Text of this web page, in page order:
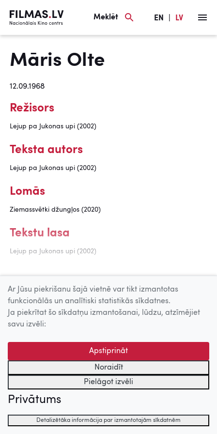
Meklēt EN LV
Māris Olte
12.09.1968
Režisors
Lejup pa Jukonas upi (2002)
Teksta autors
Lejup pa Jukonas upi (2002)
Lomās
Ziemassvētki džungļos (2020)
Tekstu lasa
Lejup pa Jukonas upi (2002)
© 2026 Nacionālais Kino centrs, Kultūras informācijas sistēmu
centrs. Sadarbības partneris: Latvijas Valsts
Ar Jūsu piekrišanu šajā vietnē var tikt izmantotas
funkcionālās un analītiski statistikās sīkdatnes.
Ja piekrītat šo sīkdatņu izmantošanai, lūdzu, atzīmējiet
savu izvēli:
Apstiprināt
Noraidīt
Pielāgot izvēli
Privātums
Detalizētāka informācija par izmantotajām sīkdatnēm